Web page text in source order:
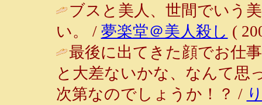
ブスと美人、世間でいう
い。 / 夢楽堂＠美人殺し (
最後に出てきた顔でお仕
と大差ないかな、なんて思
次第なのでしょうか！？ /